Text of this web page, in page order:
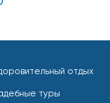
отдых
туры